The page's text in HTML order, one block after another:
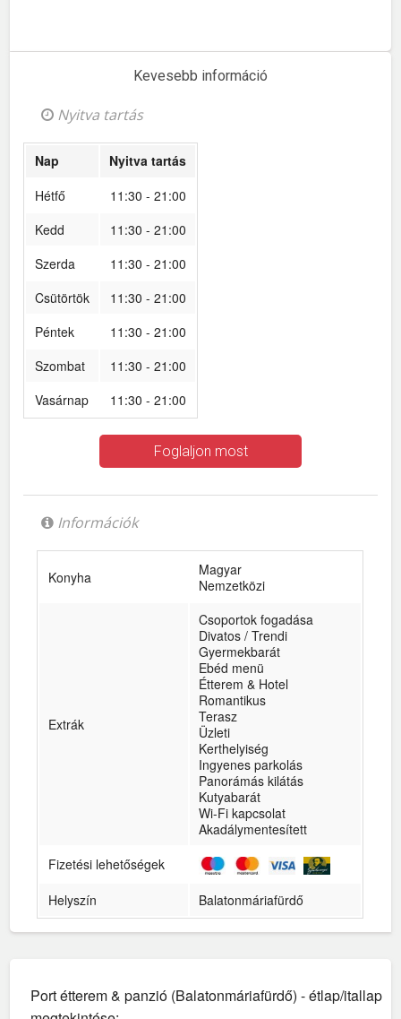
Kevesebb információ
Nyitva tartás
Nap
Nyitva tartás
Hétfő
11:30 - 21:00
Kedd
11:30 - 21:00
Szerda
11:30 - 21:00
Csütörtök
11:30 - 21:00
Péntek
11:30 - 21:00
Szombat
11:30 - 21:00
Vasárnap
11:30 - 21:00
Foglaljon most
Információk
Konyha
Magyar
Nemzetközi
Extrák
Csoportok fogadása
Divatos / Trendi
Gyermekbarát
Ebéd menü
Étterem & Hotel
Romantikus
Terasz
Üzleti
Kerthelyiség
Ingyenes parkolás
Panorámás kilátás
Kutyabarát
Wi-Fi kapcsolat
Akadálymentesített
Fizetési lehetőségek
Helyszín
Balatonmáriafürdő
Port étterem & panzió (Balatonmáriafürdő) - étlap/itallap